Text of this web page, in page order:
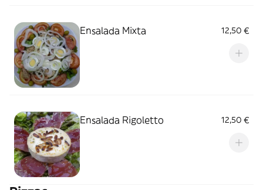
Ensalada Mixta 12,50 €
Ensalada Rigoletto 12,50 €